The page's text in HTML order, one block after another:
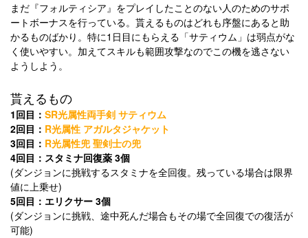
まだ『フォルティシア』をプレイしたことのない人のためのサポ
ートボーナスを行っている。貰えるものはどれも序盤にあると助
かるものばかり。特に1日目にもらえる「サティウム」は弱点がな
く使いやすい。加えてスキルも範囲攻撃なのでこの機を逃さない
ようしよう。
貰えるもの
1回目： SR光属性両手剣 サティウム
2回目： R光属性 アガルタジャケット
3回目： R光属性兜 聖剣士の兜
4回目：スタミナ回復薬 3個
(ダンジョンに挑戦するスタミナを全回復。残っている場合は限界
値に上乗せ)
5回目：エリクサー 3個
(ダンジョンに挑戦、途中死んだ場合もその場で全回復での復活が
可能)